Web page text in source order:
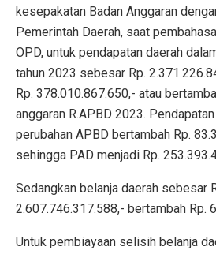
kesepakatan Badan Anggaran
Pemerintah Daerah, saat
OPD, untuk pendapatan daerah
tahun 2023 sebesar Rp.
Rp. 378.010.867.650,- atau
anggaran R.APBD 2023.
perubahan APBD bertambah Rp.
sehingga PAD menjadi Rp.
Sedangkan belanja daerah sebesar
2.607.746.317.588,- bertambah Rp.
Untuk pembiayaan selisih belanja